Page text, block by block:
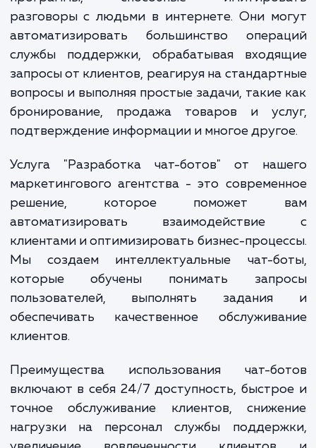
В этом контексте разработка чат-
становится неотъемлемой частью
цифрового маркетинга. Чат-боты —
программы, способные
разговоры с людьми в интернете. Они
автоматизировать большинство
запросы от клиентов, реагируя на
вопросы и выполняя простые задачи, такие
бронирование, продажа товаров и
подтверждение информации и многое
Услуга "Разработка чат-ботов" от
маркетингового агентства - это
решение, которое поможет
автоматизировать
Мы создаем интеллектуальные чат-
которые обучены понимать
пользователей, выполнять
обеспечивать качественное